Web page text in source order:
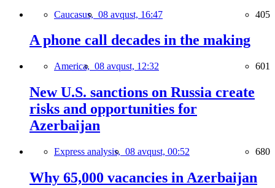
Caucasus, 08 avqust, 16:47 405
A phone call decades in the making
America, 08 avqust, 12:32 601
New U.S. sanctions on Russia create
risks and opportunities for
Azerbaijan
Express analysis, 08 avqust, 00:52 680
Why 65,000 vacancies in Azerbaijan